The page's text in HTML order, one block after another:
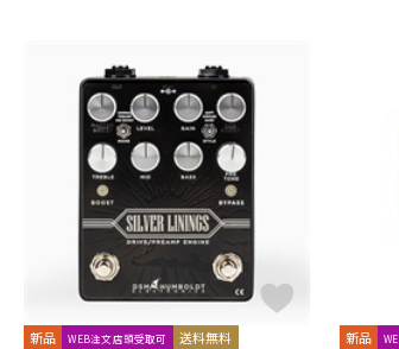
DJ機器
新品 WEB注文店頭受取可 送料無料 新品